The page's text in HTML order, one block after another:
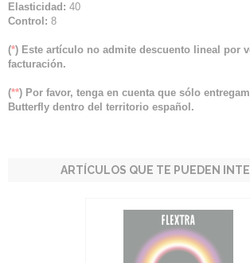
Elasticidad: 40
Control: 8
(*) Este artículo no admite descuento lineal por
facturación.
(**) Por favor, tenga en cuenta que sólo
Butterfly dentro del territorio español.
ARTÍCULOS QUE TE PUEDEN